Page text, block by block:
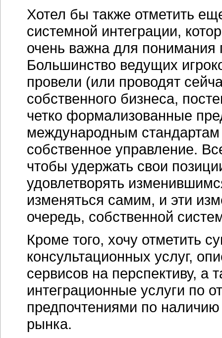
Хотел бы также отметить
системной интеграции,
очень важна для
Большинство ведущих
провели (или проводят
собственного бизнеса,
четко формализованные
международным стандартам
собственное управление.
чтобы удержать свои
удовлетворять
изменяться самим, и эти
очередь, собственной
Кроме того, хочу отметить
консультационных услуг,
сервисов на перспективу, а
интеграционные услуги по
предпочтениями по
рынка.